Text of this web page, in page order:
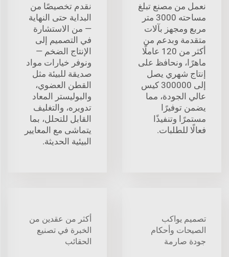
نعمل من مصنع تبلغ
مساحته 3000 متر
مربع ومجهز بآلات
متقدمة وبدعم من
أكثر من 120 عاملًا
ماهرًا، ونحافظ على
إنتاج شهري يصل
إلى 300000 كيس
عالي الجودة، مما
يضمن توفيرًا
مستمرًا وتنفيذًا
فعالًا للطلبات.
نقدم تخصيصًا من
البداية حتى النهاية
— من الاستشارة
في التصميم إلى
الإنتاج الضخم —
ونوفر خيارات مواد
صديقة للبيئة مثل
القطن العضوي،
والبوليستر المعاد
تدويره، والتغليف
القابل للتحلل، بما
يتماشى مع المعايير
البيئية الحديثة.
تصميم يواكب
الصيحات وأحكام
جودة صارمة
أكثر من عقدين من
الخبرة في تصنيع
الحقائب